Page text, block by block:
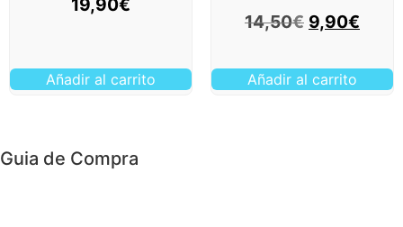
Añadir al carrito
14,50€ 9,90€
Añadir al carrito
Guia de Compra